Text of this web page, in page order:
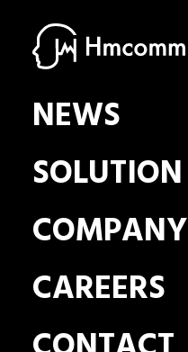
NEWS
SOLUTION
COMPANY
CAREERS